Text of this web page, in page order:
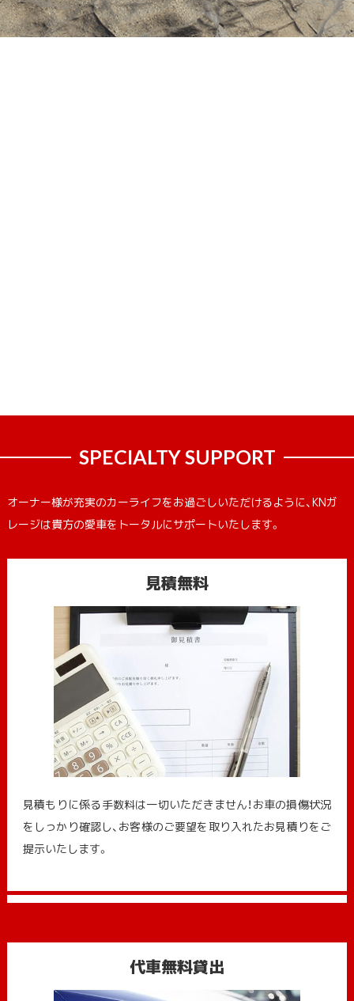
SPECIALTY SUPPORT
オーナー様が充実のカーライフをお過ごしいただけるように、KNガ
レージは貴方の愛車をトータルにサポートいたします。
見積無料
見積もりに係る手数料は一切いただきません！お車の損傷状況
をしっかり確認し、お客様のご要望を取り入れたお見積りをご
提示いたします。
代車無料貸出